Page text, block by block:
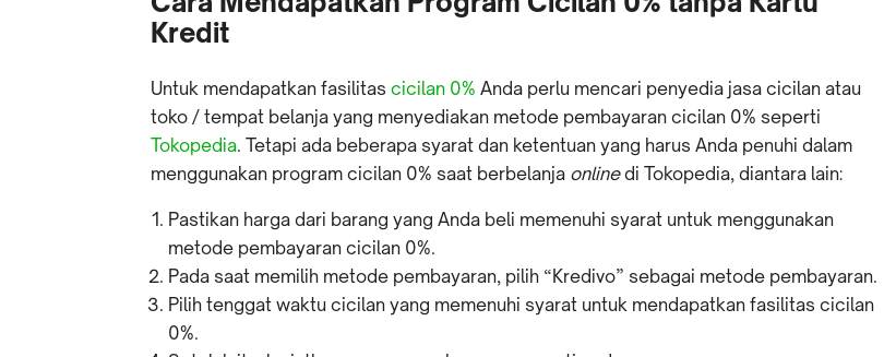
Kredit
Untuk mendapatkan fasilitas cicilan 0% Anda perlu mencari penyedia jasa cicilan atau
toko / tempat belanja yang menyediakan metode pembayaran cicilan 0% seperti
Tokopedia. Tetapi ada beberapa syarat dan ketentuan yang harus Anda penuhi dalam
menggunakan program cicilan 0% saat berbelanja onlinedi Tokopedia, diantara lain:
Pastikan harga dari barang yang Anda beli memenuhi syarat untuk menggunakan
metode pembayaran cicilan 0%.
Pada saat memilih metode pembayaran, pilih “Kredivo” sebagai metode pembayaran.
Pilih tenggat waktu cicilan yang memenuhi syarat untuk mendapatkan fasilitas cicilan
0%.